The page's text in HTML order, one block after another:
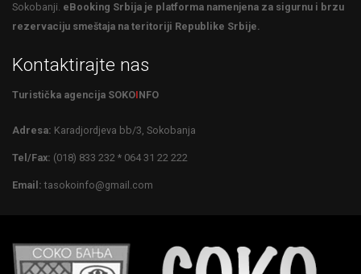
Sokobanji. eBooking Srbija je platforma namenjena za sigurnu i brzu
rezervaciju smeštaja na teritoriji Republike Srbije.
Kontaktirajte nas
Turistička agencija SOKOINFO
Adresa: Karadjordjeva bb/3, Sokobanja
Tel/Fax: (018) 833 232 * 064 31 22 222
Email: tasokoinfo@gmail.com